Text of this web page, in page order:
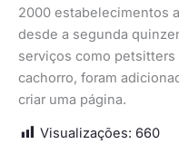
2000 estabelecimentos
desde a segunda
serviços como petsitters
cachorro, foram
criar uma página.
Visualizações: 660